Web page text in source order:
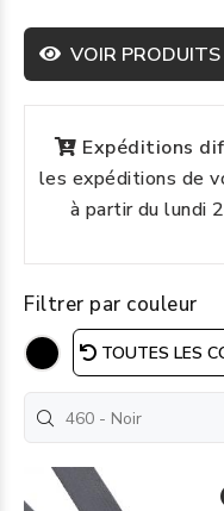
VOIR PRODUITS
Expéditions
les expéditions de
à partir du lundi
Filtrer par couleur
TOUTES LES